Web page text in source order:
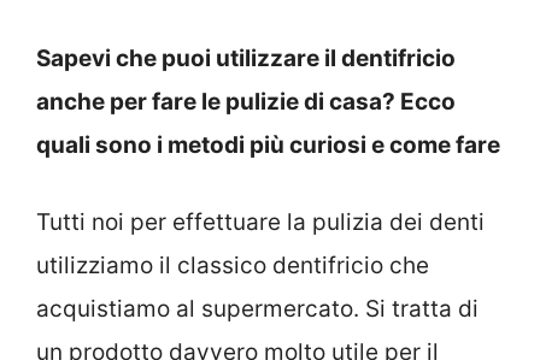
Sapevi che puoi utilizzare il dentifricio
anche per fare le pulizie di casa? Ecco
quali sono i metodi più curiosi e come fare
Tutti noi per effettuare la pulizia dei denti
utilizziamo il classico dentifricio che
acquistiamo al supermercato. Si tratta di
un prodotto davvero molto utile per il